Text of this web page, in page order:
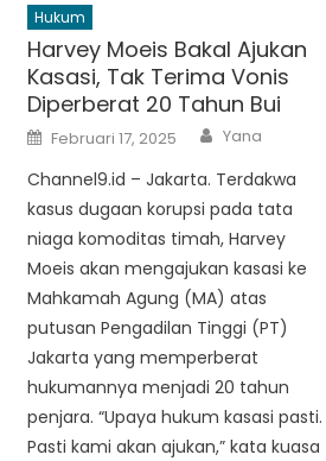
Hukum
Harvey Moeis Bakal Ajukan
Kasasi, Tak Terima Vonis
Diperberat 20 Tahun Bui
Posted
on
Februari 17, 2025 Author
Yana
Channel9.id – Jakarta. Terdakwa
kasus dugaan korupsi pada tata
niaga komoditas timah, Harvey
Moeis akan mengajukan kasasi ke
Mahkamah Agung (MA) atas
putusan Pengadilan Tinggi (PT)
Jakarta yang memperberat
hukumannya menjadi 20 tahun
penjara. “Upaya hukum kasasi pasti.
Pasti kami akan ajukan,” kata kuasa